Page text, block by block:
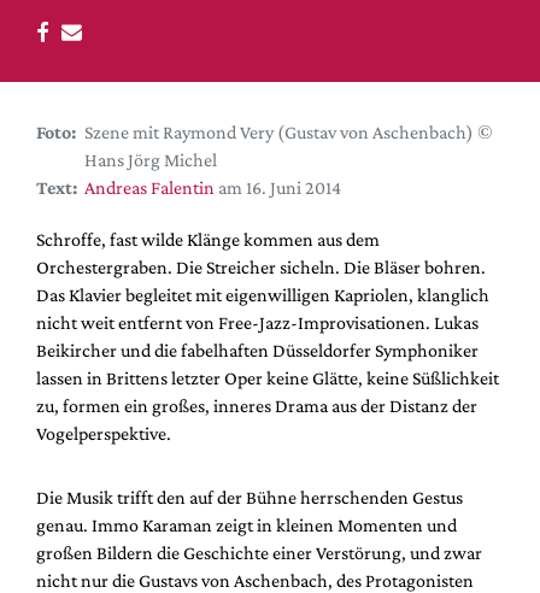
DdB-map
Kalender
Festival-Planer
Hefte
Alle Hefte
Leseproben
Podcast
Service
Shop / Abo
Newsletter
Autor:innen
Partner
Mediadaten
Foto: Szene mit Raymond Very (Gustav von Aschenbach) ©
Hans Jörg Michel
Text: Andreas Falentin am 16. Juni 2014
Schroffe, fast wilde Klänge kommen aus dem
Orchestergraben. Die Streicher sicheln. Die Bläser bohren.
Das Klavier begleitet mit eigenwilligen Kapriolen, klanglich
nicht weit entfernt von Free-Jazz-Improvisationen. Lukas
Beikircher und die fabelhaften Düsseldorfer Symphoniker
lassen in Brittens letzter Oper keine Glätte, keine Süßlichkeit
zu, formen ein großes, inneres Drama aus der Distanz der
Vogelperspektive.
Die Musik trifft den auf der Bühne herrschenden Gestus
genau. Immo Karaman zeigt in kleinen Momenten und
großen Bildern die Geschichte einer Verstörung, und zwar
nicht nur die Gustavs von Aschenbach, des Protagonisten